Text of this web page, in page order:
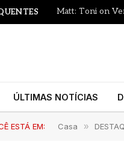
Matt: Toni on
ÚLTIMAS NOTÍCIAS
ESTÁ EM: Casa »